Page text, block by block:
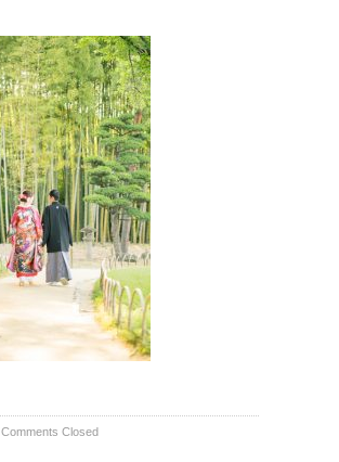
Comments Closed